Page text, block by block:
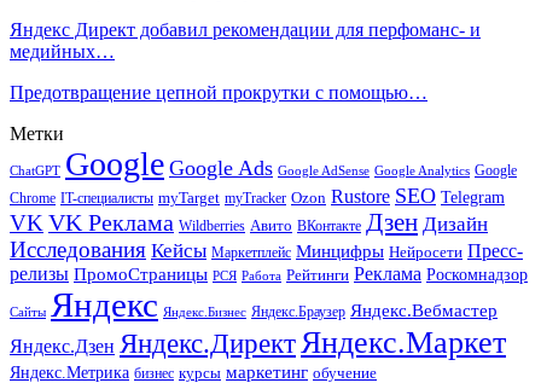
Яндекс Директ добавил рекомендации для перфоманс- и
медийных…
Предотвращение цепной прокрутки с помощью…
Метки
ChatGPT Google Google Ads Google AdSense Google Analytics Google
Chrome IT-специалисты myTarget myTracker Ozon Rustore SEO Telegram
VK VK Реклама Wildberries Авито ВКонтакте Дзен Дизайн
Исследования Кейсы Маркетплейс Минцифры Нейросети Пресс-
релизы ПромоСтраницы РСЯ Работа Рейтинги Реклама Роскомнадзор
Сайты Яндекс Яндекс.Бизнес Яндекс.Браузер Яндекс.Вебмастер
Яндекс.Дзен Яндекс.ДиректЯндекс.Маркет
Яндекс.Метрика бизнес курсы маркетинг обучение